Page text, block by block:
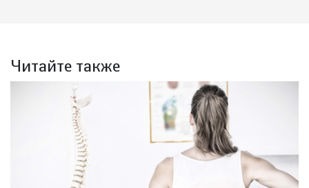
Читайте также